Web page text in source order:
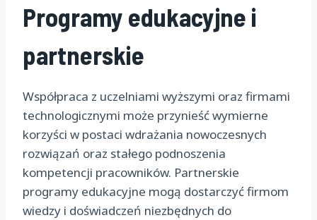
Programy edukacyjne i
partnerskie
Współpraca z uczelniami wyższymi oraz firmami
technologicznymi może przynieść wymierne
korzyści w postaci wdrażania nowoczesnych
rozwiązań oraz stałego podnoszenia
kompetencji pracowników. Partnerskie
programy edukacyjne mogą dostarczyć firmom
wiedzy i doświadczeń niezbędnych do